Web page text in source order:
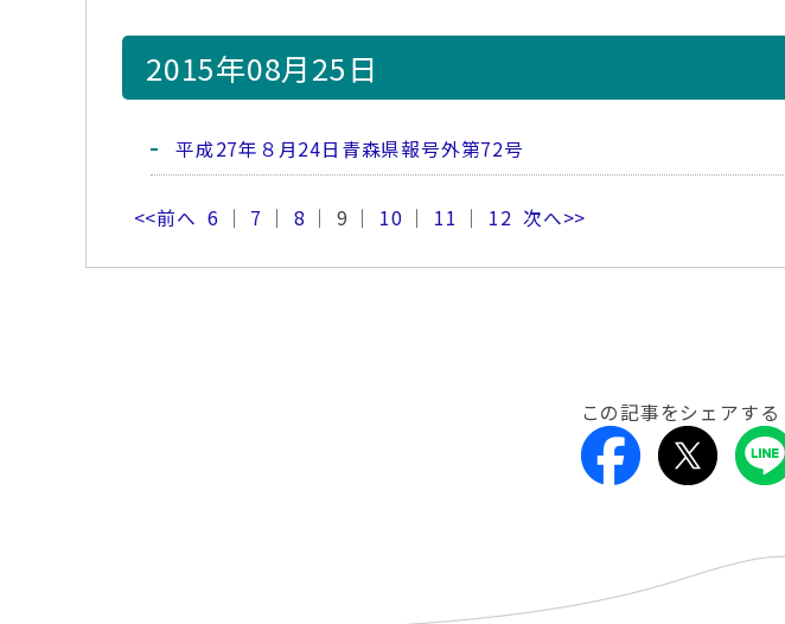
2015年08月25日
平成27年８月24日青森県報号外第72号
<<前へ 6 ｜ 7 ｜ 8 ｜ 9 ｜ 10 ｜ 11 ｜ 12 次へ>>
この記事をシェアする